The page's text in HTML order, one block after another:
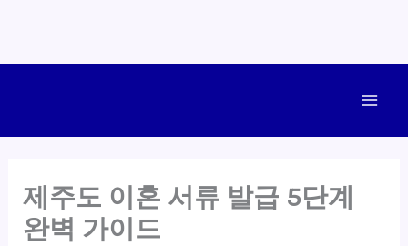
제주도 이혼 서류 발급 5단계
완벽 가이드